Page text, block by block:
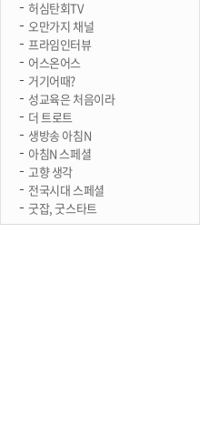
허심탄회TV
오만가지 채널
프라임인터뷰
어스온어스
거기어때?
성교육은 처음이라
더 트로트
생방송 아침N
아침N 스페셜
고향 생각
전국시대 스페셜
굿잡, 굿스타트